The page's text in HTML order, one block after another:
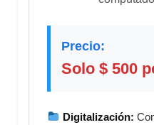
Precio:
Solo $ 500
Digitalización: